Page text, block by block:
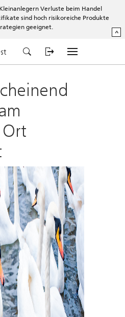
Verluste beim Handel
sind hoch risikoreiche Produkte
geeignet.
^